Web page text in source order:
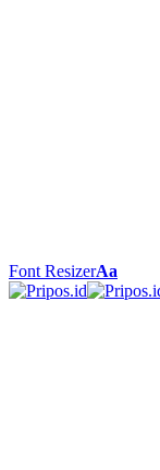
Font ResizerAa